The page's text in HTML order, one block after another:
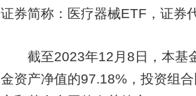
证券简称：医疗器械ETF，证券
截至2023年12月8日，本基金
金资产净值的97.18%，投资组